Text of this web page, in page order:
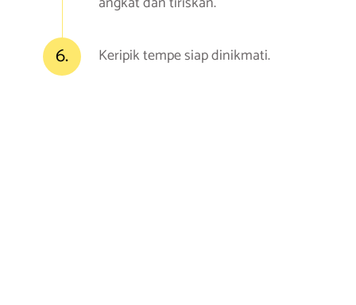
6. Keripik tempe siap dinikmati.